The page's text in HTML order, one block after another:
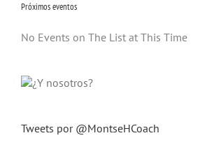
Próximos eventos
No Events on The List at This Time
Tweets por @MontseHCoach